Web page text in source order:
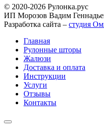
© 2020-2026 Рулонка.рус
ИП Морозов Вадим
Разработка сайта – студия
Главная
Рулонные шторы
Жалюзи
Доставка и оплата
Инструкции
Услуги
Отзывы
Контакты